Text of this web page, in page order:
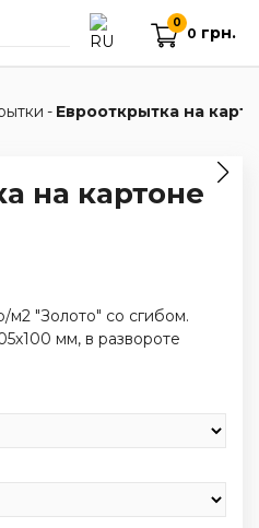
0
0 грн.
- Еврооткрытка на
на картоне
м2 "Золото" со сгибом.
мм, в развороте